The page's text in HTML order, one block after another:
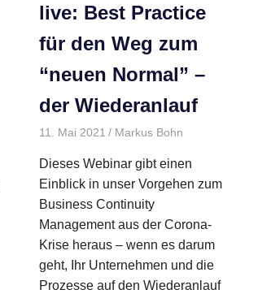
Allgemein,Kongresse
live: Best Practice
für den Weg zum
“neuen Normal” –
der Wiederanlauf
11. Mai 2021 Markus Bohn
Dieses Webinar gibt einen
Einblick in unser Vorgehen zum
Business Continuity
Management aus der Corona-
Krise heraus – wenn es darum
geht, Ihr Unternehmen und die
Prozesse auf den Wiederanlauf